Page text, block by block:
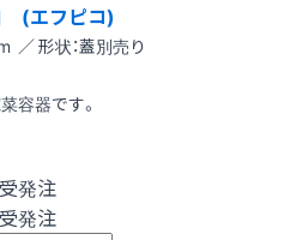
(エフピコ)
形状：蓋別売り
容器です。
受発注
受発注